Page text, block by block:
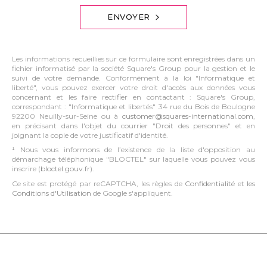
ENVOYER
Les informations recueillies sur ce formulaire sont enregistrées dans un
fichier informatisé par la société Square's Group pour la gestion et le
suivi de votre demande. Conformément à la loi "Informatique et
liberté", vous pouvez exercer votre droit d'accès aux données vous
concernant et les faire rectifier en contactant : Square's Group,
correspondant : "Informatique et libertés" 34 rue du Bois de Boulogne
92200 Neuilly-sur-Seine ou à customer@squares-international.com
en précisant dans l'objet du courrier "Droit des personnes" et en
joignant la copie de votre justificatif d'identité.
¹ Nous vous informons de l’existence de la liste d'opposition au
démarchage téléphonique "BLOCTEL" sur laquelle vous pouvez vous
inscrire (bloctel.gouv.fr).
Ce site est protégé par reCAPTCHA, les règles de Confidentialité et les
Conditions d'Utilisation de Google s'appliquent.